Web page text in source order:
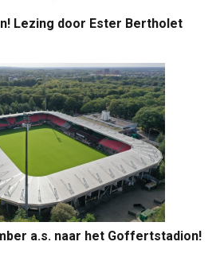
Lezing door Ester Bertholet
a.s. naar het Goffertstadion!